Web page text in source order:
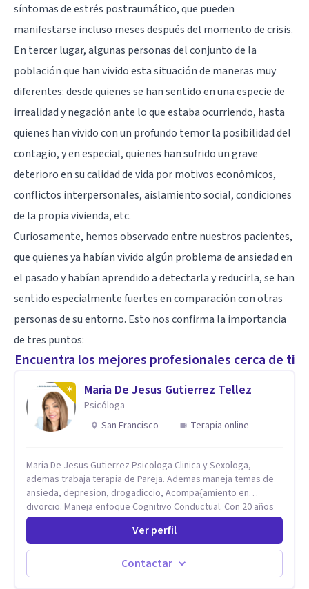
síntomas deestrés postraumático, que pueden
manifestarse incluso meses después del momento de crisis.
En tercer lugar, algunas personas del conjunto de la
población que han vivido esta situación de maneras muy
diferentes: desde quienes se han sentido en una especie de
irrealidad y negación ante lo que estaba ocurriendo, hasta
quienes han vivido con un profundo temor la posibilidad del
contagio, y en especial, quienes han sufrido un grave
deterioro en su calidad de vida por motivos económicos,
conflictos interpersonales, aislamiento social, condiciones
de la propia vivienda, etc.
Curiosamente, hemos observado entre nuestros pacientes,
que quienes ya habían vivido algún problema de ansiedad en
el pasado y habían aprendido a detectarla y reducirla, se han
sentido especialmente fuertes en comparación con otras
personas de su entorno. Esto nos confirma la importancia
de tres puntos:
Encuentra los mejores profesionales cerca de ti
Maria De Jesus Gutierrez Tellez
Psicóloga
San Francisco
Terapia online
Maria De Jesus Gutierrez Psicologa Clinica y Sexologa,
ademas trabaja terapia de Pareja. Ademas maneja temas de
ansieda, depresion, drogadiccio, Acompa{amiento en
divorcio. Maneja enfoque Cognitivo Conductual. Con 20 años
de experiencia, constantemente capacitandose en las
diferntes areas de la Salud Mental.
Ver perfil
Contactar